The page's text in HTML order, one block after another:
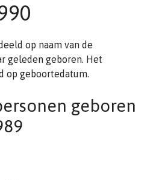
op naam van de
geleden geboren. Het
op geboortedatum.
geboren